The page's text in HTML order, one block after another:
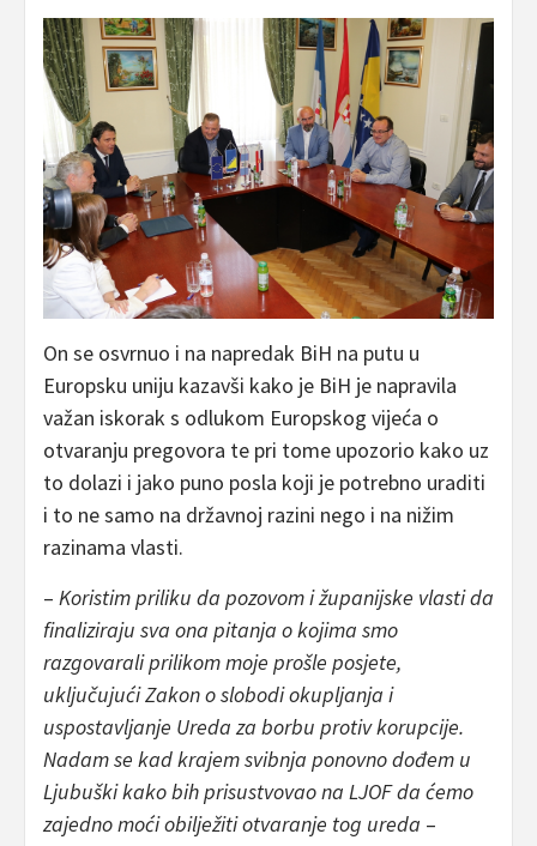
On se osvrnuo i na napredak BiH na putu u
Europsku uniju kazavši kako je BiH je napravila
važan iskorak s odlukom Europskog vijeća o
otvaranju pregovora te pri tome upozorio kako uz
to dolazi i jako puno posla koji je potrebno uraditi
i to ne samo na državnoj razini nego i na nižim
razinama vlasti.
– Koristim priliku da pozovom i županijske vlasti da
finaliziraju sva ona pitanja o kojima smo
razgovarali prilikom moje prošle posjete,
uključujući Zakon o slobodi okupljanja i
uspostavljanje Ureda za borbu protiv korupcije.
Nadam se kad krajem svibnja ponovno dođem u
Ljubuški kako bih prisustvovao na LJOF da ćemo
zajedno moći obilježiti otvaranje tog ureda –